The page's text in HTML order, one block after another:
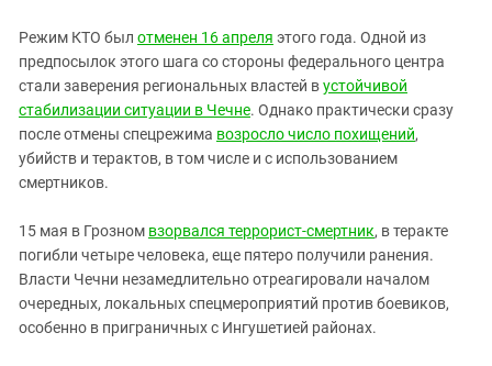
Режим КТО был отменен 16 апреля этого года. Одной из
предпосылок этого шага со стороны федерального центра
стали заверения региональных властей вустойчивой
стабилизации ситуации в Чечне. Однако практически сразу
после отмены спецрежима возросло число похищений,
убийств и терактов, в том числе и с использованием
смертников.
15 мая в Грозном взорвался террорист-смертник, в теракте
погибли четыре человека, еще пятеро получили ранения.
Власти Чечни незамедлительно отреагировали началом
очередных, локальных спецмероприятий против боевиков,
особенно в приграничных с Ингушетией районах.